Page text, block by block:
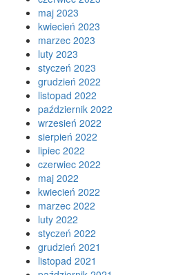
maj 2023
kwiecień 2023
marzec 2023
luty 2023
styczeń 2023
grudzień 2022
listopad 2022
październik 2022
wrzesień 2022
sierpień 2022
lipiec 2022
czerwiec 2022
maj 2022
kwiecień 2022
marzec 2022
luty 2022
styczeń 2022
grudzień 2021
listopad 2021